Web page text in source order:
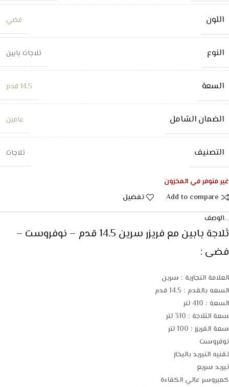
اللون فضي
النوع ثلاجات بابين
السعة 14.5 قدم
الضمان الشامل عامين
التصنيف ثلاجات
غير متوفر في المخزون
Add to compare
تفضيل
الوصف
ثلاجة بابين مع فريزر سرين 14.5 قدم – نوفروست –
فضى :
العلامة التجارية : سرين
السعه بالقدم : 14.5 قدم
السعة : 410 لتر
سعة الثلاجة : 310 لتر
سعة الفريزر : 100 لتر
نوفروست
تقنيه التبريد بالبخار
تبريد سريع
كمبروسر عالي الكفاءة